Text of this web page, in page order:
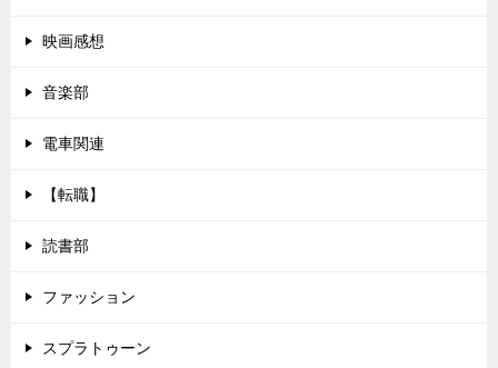
映画感想
音楽部
電車関連
【転職】
読書部
ファッション
スプラトゥーン